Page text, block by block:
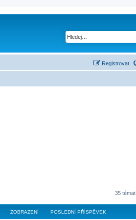
Registrovat
35
ZOBRAZENÍ POSLEDNÍ PŘÍSPĚVEK